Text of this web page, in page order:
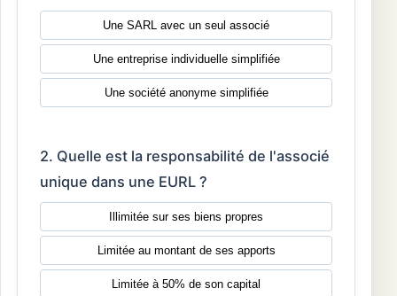
Une SARL avec un seul associé
Une entreprise individuelle simplifiée
Une société anonyme simplifiée
2. Quelle est la responsabilité de l'associé
unique dans une EURL ?
Illimitée sur ses biens propres
Limitée au montant de ses apports
Limitée à 50% de son capital